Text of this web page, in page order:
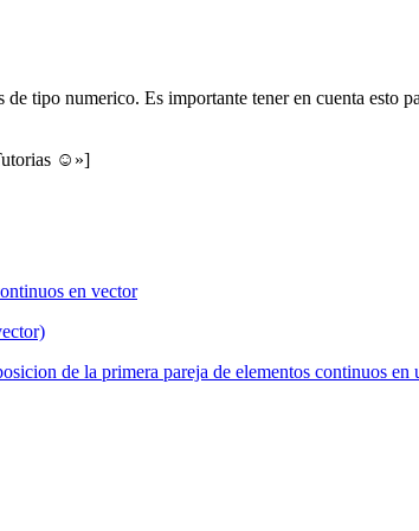
tipo numerico. Es importante tener en cuenta esto
☺»]